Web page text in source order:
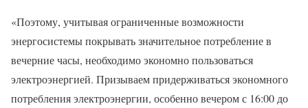
«Поэтому, учитывая ограниченные возможности
энергосистемы покрывать значительное потребление в
вечерние часы, необходимо экономно пользоваться
электроэнергией. Призываем придерживаться экономного
потребления электроэнергии, особенно вечером с 16:00 до